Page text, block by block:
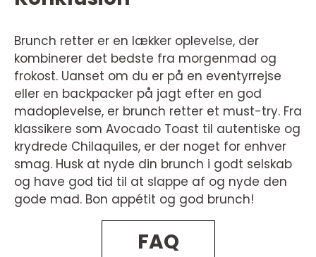
Brunch retter er en lækker oplevelse, der
kombinerer det bedste fra morgenmad og
frokost. Uanset om du er på en eventyrrejse
eller en backpacker på jagt efter en god
madoplevelse, er brunch retter et must-try. Fra
klassikere som Avocado Toast til autentiske og
krydrede Chilaquiles, er der noget for enhver
smag. Husk at nyde din brunch i godt selskab
og have god tid til at slappe af og nyde den
gode mad. Bon appétit og god brunch!
FAQ